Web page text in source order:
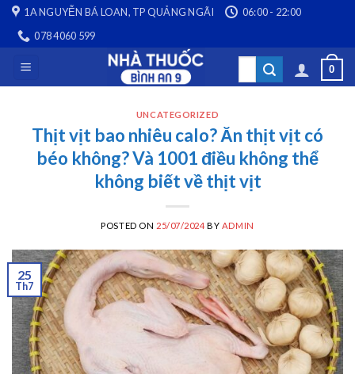
Skip
content
1A NGUYỄN BÁ LOAN, TP QUẢNG NGÃI
06:00 - 22:00
078 4060 599
Search
0
UNCATEGORIZED
Thịt vịt bao nhiêu calo? Ăn thịt vịt có
béo không? Và 1001 điều không thể
không biết về thịt vịt
POSTED ON 25/07/2024 BY ADMIN
25
Th7